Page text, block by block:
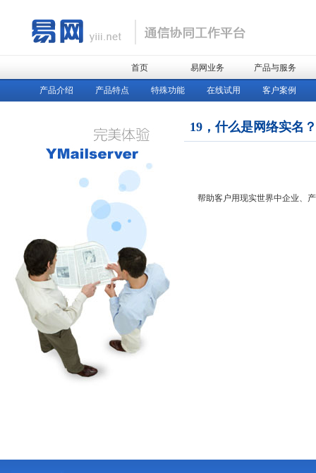
首页 易网业务 产品与服务
产品介绍 产品特点 特殊功能 在线试用 客户案例
19，什么是网络实名？
帮助客户用现实世界中企业、